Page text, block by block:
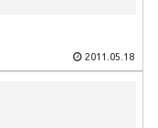
2011.05.18